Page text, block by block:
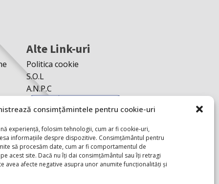
consimțămintele pentru cookie-uri
experiență, folosim tehnologii, cum ar fi cookie-uri,
informațiile despre dispozitive. Consimțământul pentru
să procesăm date, cum ar fi comportamentul de
acest site. Dacă nu îți dai consimțământul sau îți retragi
avea afecte negative asupra unor anumite funcționalități și
Alte Link-uri
Politica cookie
S.O.L
A.N.P.C